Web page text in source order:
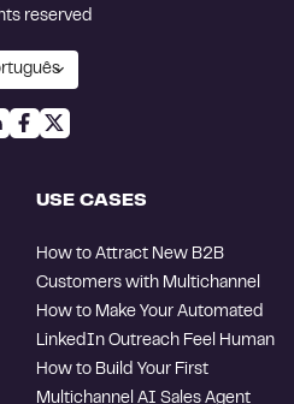
reserved
USE CASES
How to Attract New B2B
Customers with Multichannel
How to Make Your Automated
LinkedIn Outreach Feel Human
How to Build Your First
Multichannel AI Sales Agent